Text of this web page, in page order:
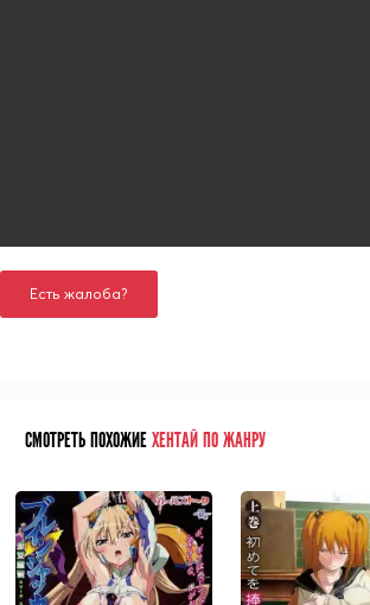
Есть жалоба?
СМОТРЕТЬ ПОХОЖИЕХЕНТАЙ ПО ЖАНРУ